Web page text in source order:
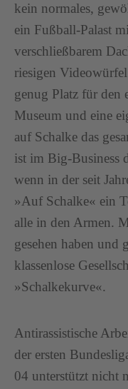
kein normales,
ein Fußball-Palast
verschließbarem
riesigen
genug Platz für den
Museum und eine
auf Schalke das
ist im Big-Business
wenn in der seit
»Auf Schalke« ein
alle in den Armen.
gesehen haben und
klassenlose
»Schalkekurve«.
Antirassistische
der ersten
04 unterstützt nicht